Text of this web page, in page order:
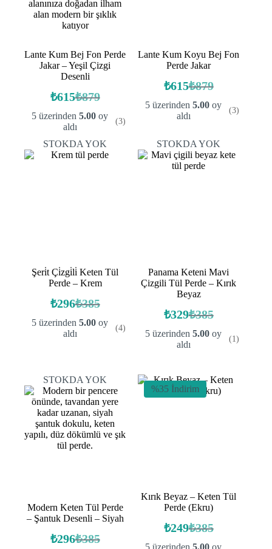
Lante Kum Bej Fon Perde
Jakar – Yeşil Çizgi
Desenli
₺879
Orijinal
fiyat:
₺879.
₺615Şu
andaki
fiyat:
5 üzerinden5.00 oy
aldı
(3)
Lante Kum Koyu Bej Fon
Perde Jakar
₺879
Orijinal
fiyat:
₺879.
₺615Şu
andaki
fiyat:
5 üzerinden5.00 oy
aldı
(3)
STOKDA YOK
Şeri̇t Çi̇zgi̇li̇ Keten Tül
Perde – Krem
₺385
Orijinal
fiyat:
₺385.
₺296Şu
andaki
fiyat:
5 üzerinden5.00 oy
aldı
(4)
STOKDA YOK
Panama Keteni Mavi
Çizgili Tül Perde – Kırık
Beyaz
₺385
Orijinal
fiyat:
₺385.
₺329Şu
andaki
fiyat:
5 üzerinden5.00 oy
aldı
(1)
STOKDA YOK
Modern Keten Tül Perde
– Şantuk Desenli – Siyah
₺385
Orijinal
₺296Şu
%35 İndirim
Kırık Beyaz – Keten Tül
Perde (Ekru)
₺385
Orijinal
fiyat:
₺249Şu
andaki
5 üzerinden5.00 oy